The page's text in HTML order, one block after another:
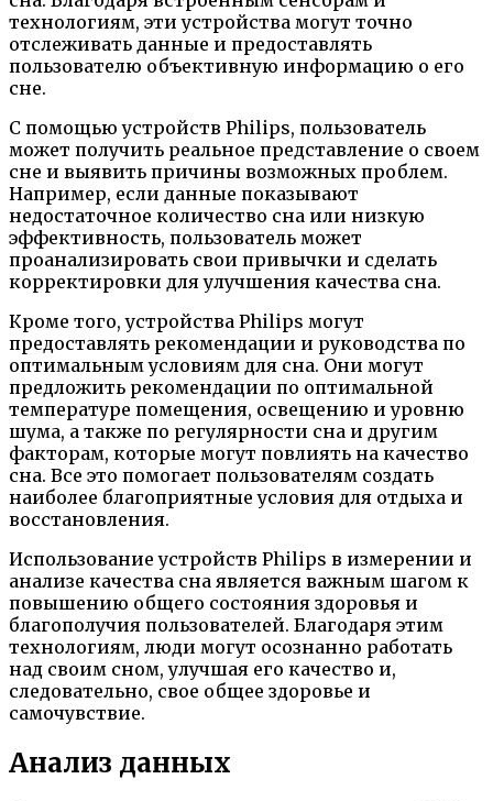
технологиям, эти устройства могут точно
отслеживать данные и предоставлять
пользователю объективную информацию о его
сне.
С помощью устройств Philips, пользователь
может получить реальное представление о своем
сне и выявить причины возможных проблем.
Например, если данные показывают
недостаточное количество сна или низкую
эффективность, пользователь может
проанализировать свои привычки и сделать
корректировки для улучшения качества сна.
Кроме того, устройства Philips могут
предоставлять рекомендации и руководства по
оптимальным условиям для сна. Они могут
предложить рекомендации по оптимальной
температуре помещения, освещению и уровню
шума, а также по регулярности сна и другим
факторам, которые могут повлиять на качество
сна. Все это помогает пользователям создать
наиболее благоприятные условия для отдыха и
восстановления.
Использование устройств Philips в измерении и
анализе качества сна является важным шагом к
повышению общего состояния здоровья и
благополучия пользователей. Благодаря этим
технологиям, люди могут осознанно работать
над своим сном, улучшая его качество и,
следовательно, свое общее здоровье и
самочувствие.
Анализ данных